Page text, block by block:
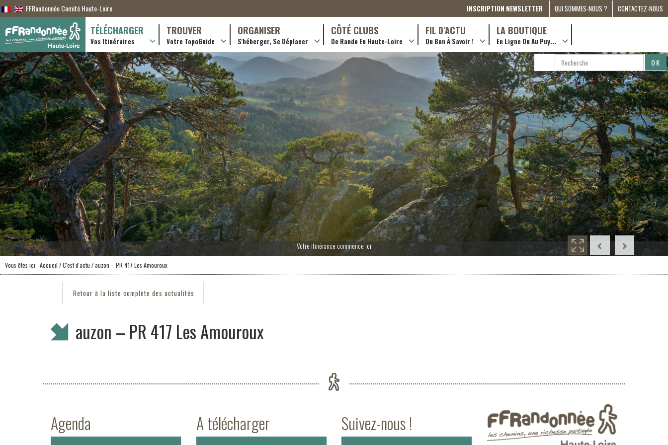
Votre itinérance commence ici
FFRandonnée Comité Haute-Loire INSCRIPTION NEWSLETTER
QUI SOMMES-NOUS ?
A PROPOS
PRESSE
PARTENARIATS
ESPACE MÉDIA
COMPAGNON DE ROUTE
2022
CONTACTEZ-NOUS
TÉLÉCHARGER
Vos Itinéraires
TROUVER
Votre TopoGuide
Randonnées itinerantes (GR)
Randonnées à la journée (PR)
Boutique en ligne
Pratique & conseils
ORGANISER
S'héberger, Se Déplacer
Hôtellerie
Gîtes et chambres d’hôtes
Campings
Restaurants
Transporteurs & services
CÔTÉ CLUBS
De Rando En Haute-Loire
Formations en rando 2024
Rando douce
Trouver un club
Adhérer
Créer un club
Ordre de mission et note de frais
FIL D’ACTU
Ou Bon À Savoir !
LA BOUTIQUE
En Ligne Ou Au Puy...
… en ville !
…en ligne !
RECHERCHER
RECHERCHE
PARTAGER
Vous êtes ici : Accueil /C'est d'actu / auzon – PR 417 Les Amouroux
Retour à la liste complète des actualités
auzon – PR 417 Les Amouroux
Agenda A télécharger Suivez-nous !